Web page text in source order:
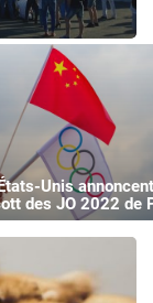
Unis
des JO 2022 de